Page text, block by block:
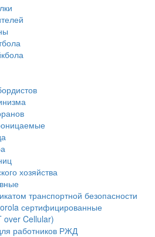
хозяйства
транспортной безопасности
сертифицированные
over Cellular)
работников РЖД